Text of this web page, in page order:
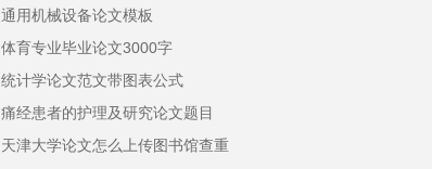
通用机械设备论文模板
体育专业毕业论文3000字
统计学论文范文带图表公式
痛经患者的护理及研究论文题目
天津大学论文怎么上传图书馆查重